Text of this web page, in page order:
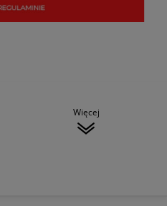
Więcej